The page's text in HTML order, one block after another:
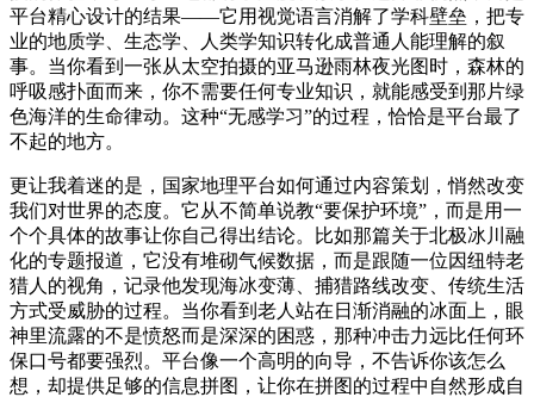
平台精心设计的结果——它用视觉语言消解了学科壁垒，把专
业的地质学、生态学、人类学知识转化成普通人能理解的叙
事。当你看到一张从太空拍摄的亚马逊雨林夜光图时，森林的
呼吸感扑面而来，你不需要任何专业知识，就能感受到那片绿
色海洋的生命律动。这种“无感学习”的过程，恰恰是平台最了
不起的地方。
更让我着迷的是，国家地理平台如何通过内容策划，悄然改变
我们对世界的态度。它从不简单说教“要保护环境”，而是用一
个个具体的故事让你自己得出结论。比如那篇关于北极冰川融
化的专题报道，它没有堆砌气候数据，而是跟随一位因纽特老
猎人的视角，记录他发现海冰变薄、捕猎路线改变、传统生活
方式受威胁的过程。当你看到老人站在日渐消融的冰面上，眼
神里流露的不是愤怒而是深深的困惑，那种冲击力远比任何环
保口号都要强烈。平台像一个高明的向导，不告诉你该怎么
想，却提供足够的信息拼图，让你在拼图的过程中自然形成自